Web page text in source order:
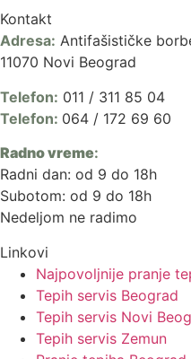
Kontakt
Adresa: Antifašističke
11070 Novi Beograd
Telefon: 011 / 311 85 04
Telefon: 064 / 172 69 60
Radno vreme:
Radni dan: od 9 do 18h
Subotom: od 9 do 18h
Nedeljom ne radimo
Linkovi
Najpovoljnije pranje
Tepih servis Beograd
Tepih servis Novi
Tepih servis Zemun